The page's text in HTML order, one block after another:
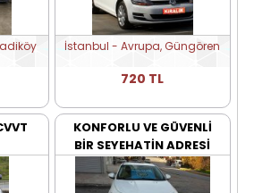
İstanbul - Avrupa, Güngören
720 TL
KONFORLU VE GÜVENLİ
BİR SEYEHATİN ADRESİ
FATİHRENTACAR